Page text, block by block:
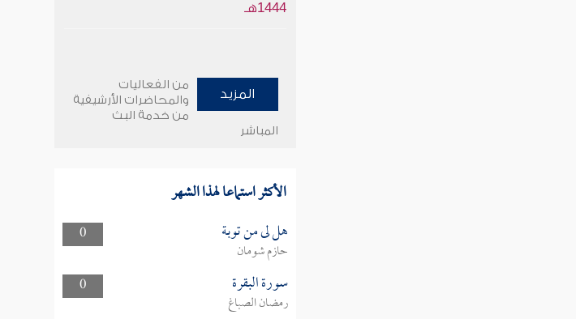
1444هـ
المزيد
من الفعاليات
والمحاضرات الأرشيفية
من خدمة البث
المباشر
الأكثر استماعا لهذا الشهر
0 هل لى من توبة
حازم شومان
0
سورة البقرة
رمضان الصباغ